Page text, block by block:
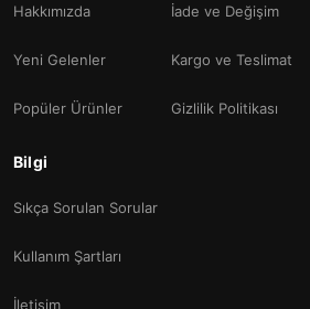
Hakkımızda
Yeni Gelenler
Popüler Ürünler
İade ve Değişim
Kargo ve Teslimat
Gizlilik Politikası
Bilgi
Sıkça Sorulan Sorular
Kullanım Şartları
İletişim